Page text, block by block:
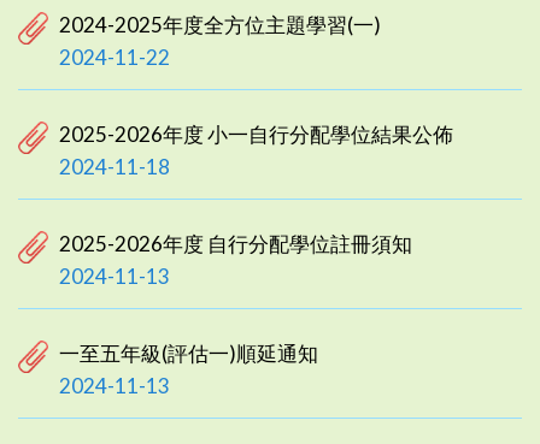
2024-2025年度全方位主題學習(一)
2024-11-22
2025-2026年度 小一自行分配學位結果公佈
2024-11-18
2025-2026年度 自行分配學位註冊須知
2024-11-13
一至五年級(評估一)順延通知
2024-11-13